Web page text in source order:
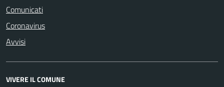
Comunicati
Coronavirus
Avvisi
VIVERE IL COMUNE